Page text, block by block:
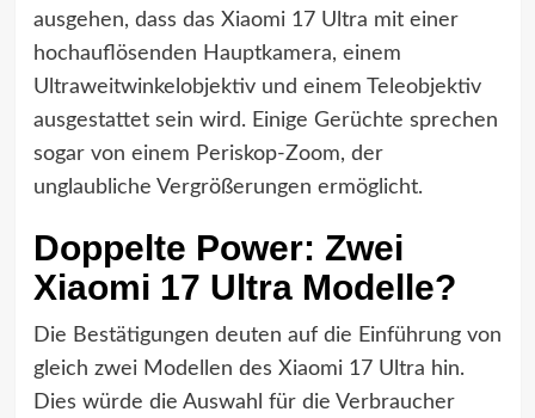
ausgehen, dass das Xiaomi 17 Ultra mit einer
hochauflösenden Hauptkamera, einem
Ultraweitwinkelobjektiv und einem Teleobjektiv
ausgestattet sein wird. Einige Gerüchte sprechen
sogar von einem Periskop-Zoom, der
unglaubliche Vergrößerungen ermöglicht.
Doppelte Power: Zwei
Xiaomi 17 Ultra Modelle?
Die Bestätigungen deuten auf die Einführung von
gleich zwei Modellen des Xiaomi 17 Ultra hin.
Dies würde die Auswahl für die Verbraucher